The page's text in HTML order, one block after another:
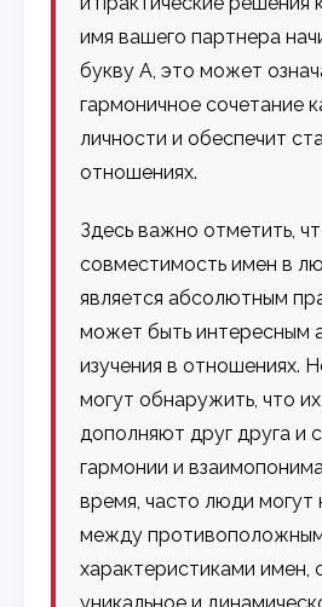
имя вашего партнера
букву А, это может
гармоничное сочетание
личности и обеспечит
отношениях.
Здесь важно отметить,
совместимость имен в
является абсолютным
может быть интересным
изучения в отношениях.
могут обнаружить, что
дополняют друг друга и
гармонии и
время, часто люди могут
между
характеристиками имен,